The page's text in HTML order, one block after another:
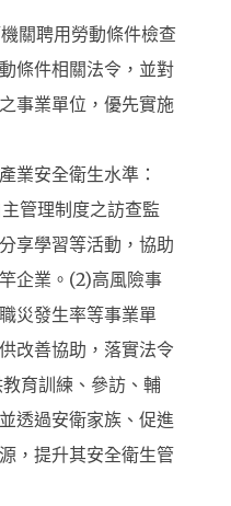
關聘用勞動條件檢查
條件相關法令，並對
事業單位，優先實施
業安全衛生水準：
管理制度之訪查監
享學習等活動，協助
企業。(2)高風險事
災發生率等事業單
改善協助，落實法令
育訓練、參訪、輔
透過安衛家族、促進
，提升其安全衛生管